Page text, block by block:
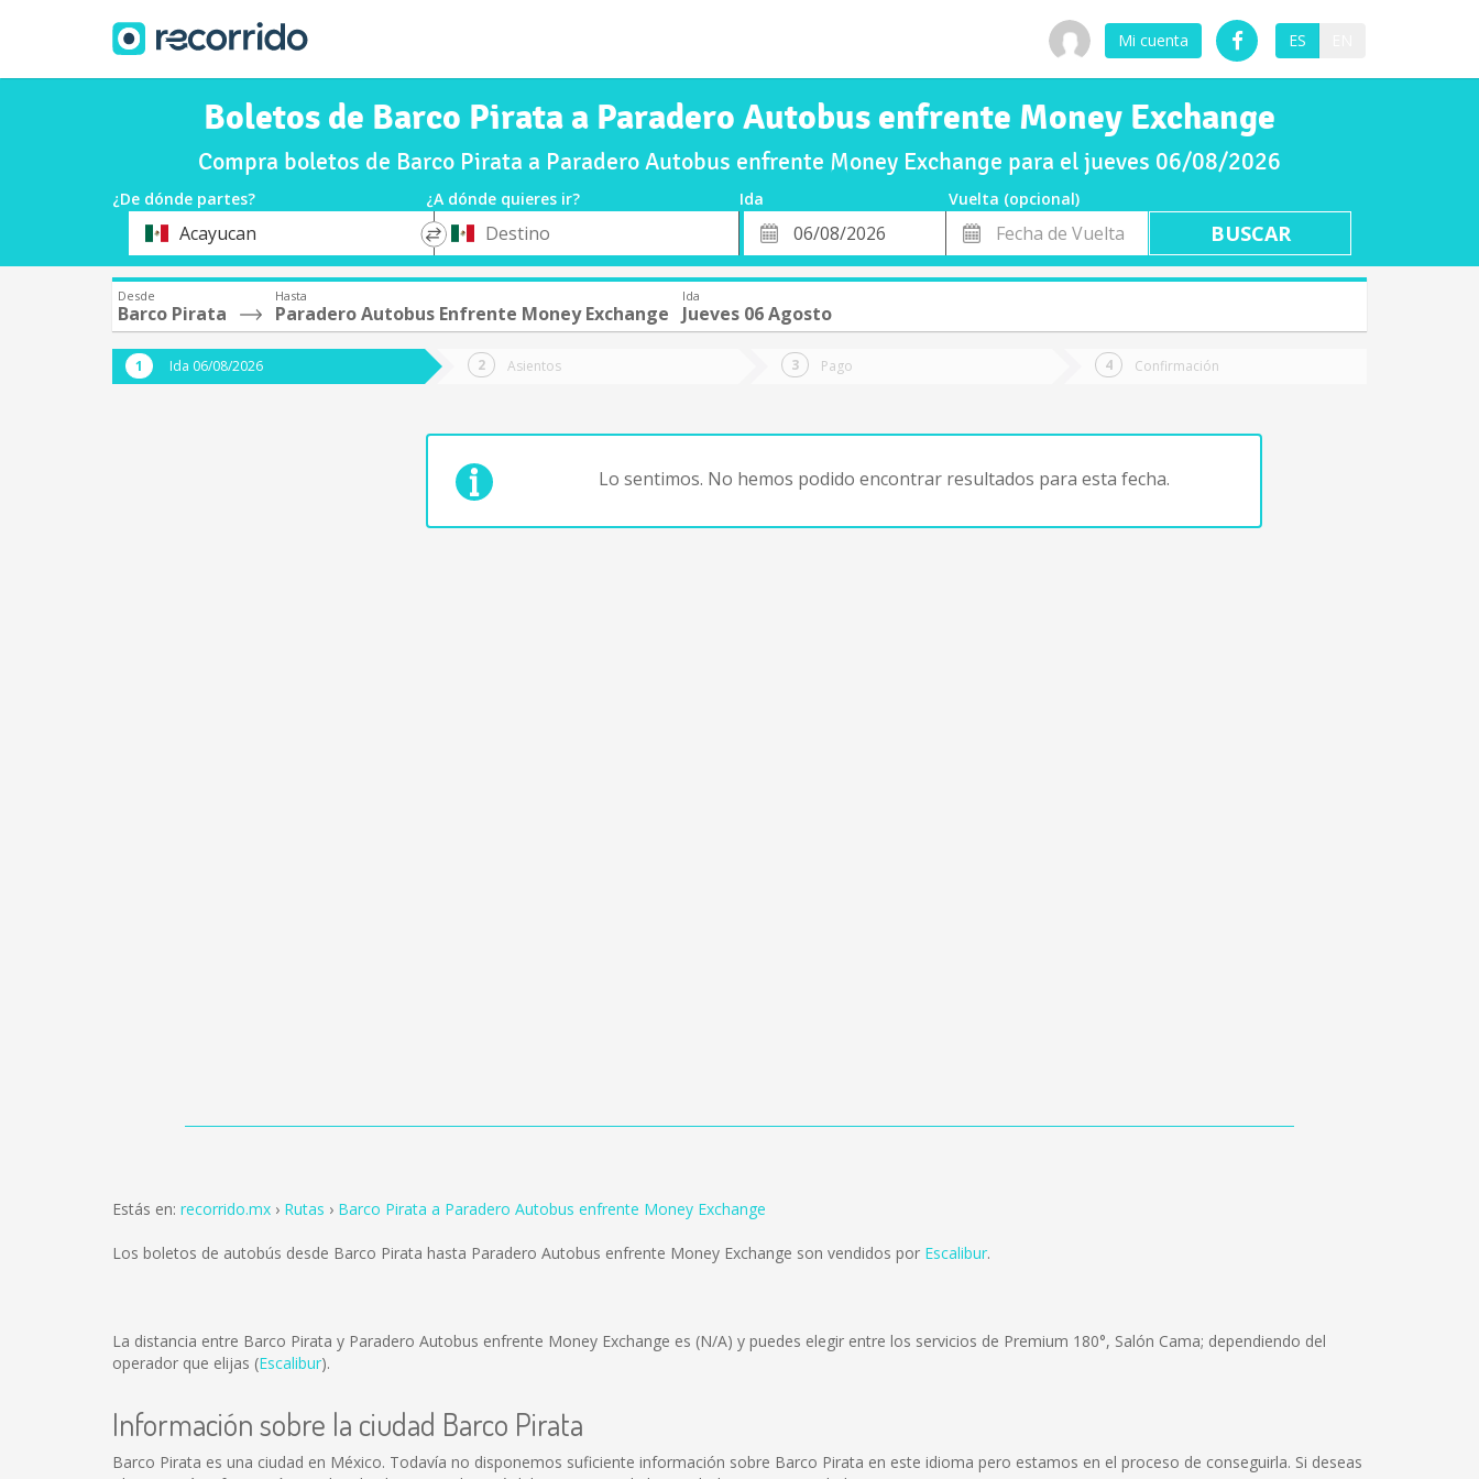
Mi cuenta ES
Boletos de Barco Pirata a Paradero Autobus enfrente Money Exchange
Compra boletos de Barco Pirata a Paradero Autobus enfrente Money Exchange para el jueves 06/08/2026
¿De dónde partes? ¿A dónde quieres ir? Ida
Vuelta (opcional)
OrigenAcayucan
*
Destino
Fecha
de
Fecha
de
Vuelta
Desde
Barco Pirata
Hasta
Paradero Autobus Enfrente Money Exchange
Ida
Jueves 06 Agosto
Ida 06/08/2026 Asientos Pago Confirmación
Lo sentimos. No hemos podido encontrar resultados para esta fecha.
Estás en: recorrido.mx Rutas Barco Pirata a Paradero Autobus enfrente Money Exchange
Los boletos de autobús desde Barco Pirata hasta Paradero Autobus enfrente Money Exchange son vendidos por Escalibur.
La distancia entre Barco Pirata y Paradero Autobus enfrente Money Exchange es (N/A) y puedes elegir entre los servicios de Premium 180°, Salón Cama; dependiendo del
operador que elijas (Escalibur).
Información sobre la ciudad Barco Pirata
Barco Pirata es una ciudad en México. Todavía no disponemos suficiente información sobre Barco Pirata en este idioma pero estamos en el proceso de conseguirla. Si deseas